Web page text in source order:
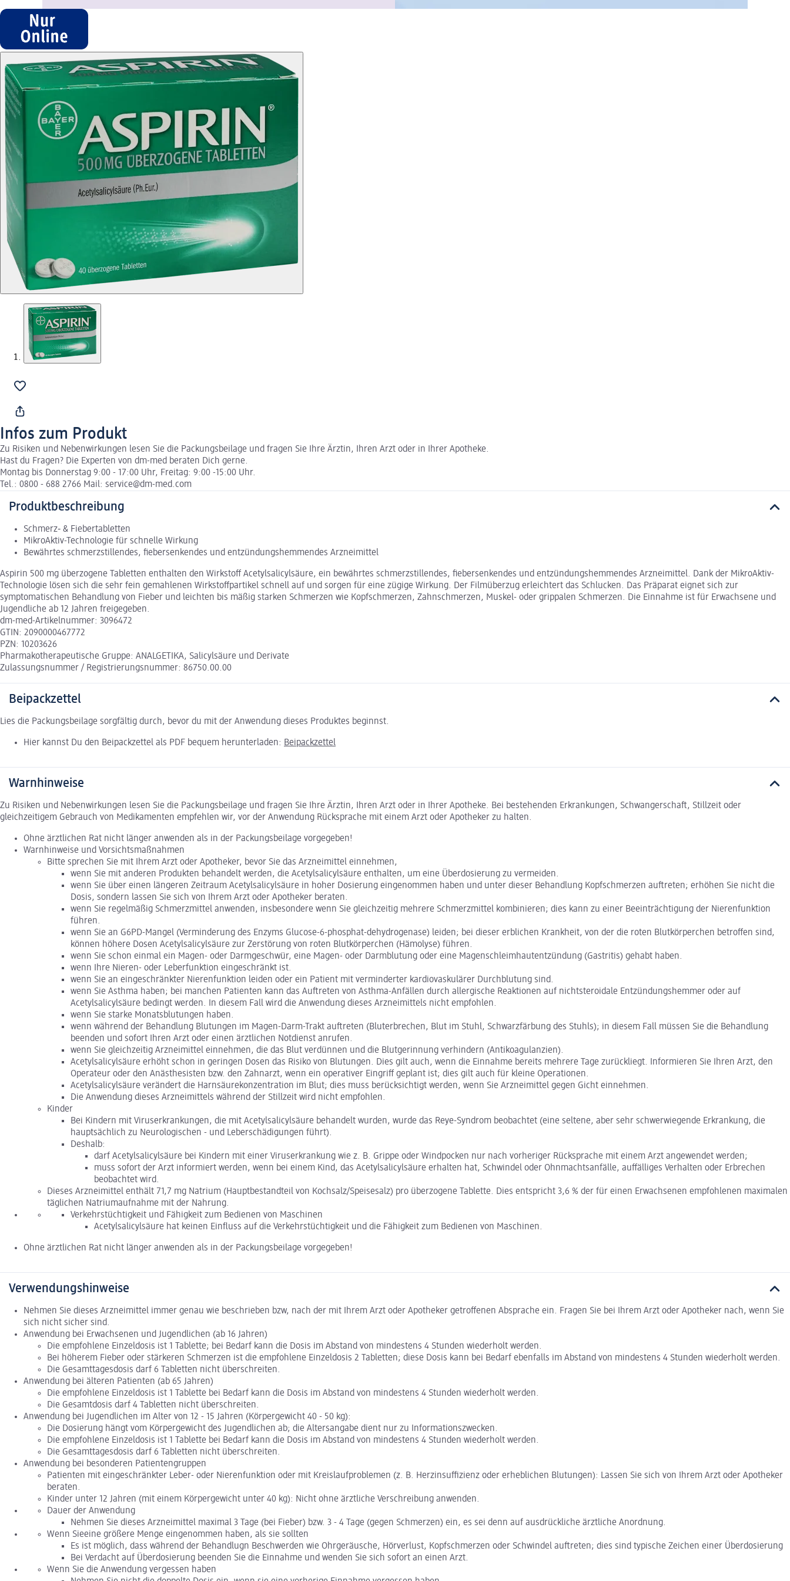
Infos zum Produkt
Zu Risiken und Nebenwirkungen lesen Sie die Packungsbeilage und fragen Sie Ihre Ärztin, Ihren Arzt oder in Ihrer Apotheke.
Hast du Fragen? Die Experten von dm-med beraten Dich gerne.
Montag bis Donnerstag 9:00 - 17:00 Uhr, Freitag: 9:00 -15:00 Uhr.
Tel.: 0800 - 688 2766 Mail: service@dm-med.com
Produktbeschreibung
Schmerz‑ & Fiebertabletten
MikroAktiv-Technologie für schnelle Wirkung
Bewährtes schmerzstillendes, fiebersenkendes und entzündungshemmendes Arzneimittel
Aspirin 500 mg überzogene Tabletten enthalten den Wirkstoff Acetylsalicylsäure, ein bewährtes schmerzstillendes, fiebersenkendes und entzündungshemmendes Arzneimittel. Dank der MikroAktiv-
Technologie lösen sich die sehr fein gemahlenen Wirkstoffpartikel schnell auf und sorgen für eine zügige Wirkung. Der Filmüberzug erleichtert das Schlucken. Das Präparat eignet sich zur
symptomatischen Behandlung von Fieber und leichten bis mäßig starken Schmerzen wie Kopfschmerzen, Zahnschmerzen, Muskel- oder grippalen Schmerzen. Die Einnahme ist für Erwachsene und
Jugendliche ab 12 Jahren freigegeben.
dm-med-Artikelnummer: 3096472
GTIN: 2090000467772
PZN: 10203626
Pharmakotherapeutische Gruppe: ANALGETIKA, Salicylsäure und Derivate
Zulassungsnummer / Registrierungsnummer: 86750.00.00
Beipackzettel
Lies die Packungsbeilage sorgfältig durch, bevor du mit der Anwendung dieses Produktes beginnst.
Hier kannst Du den Beipackzettel als PDF bequem herunterladen: Beipackzettel
Warnhinweise
Zu Risiken und Nebenwirkungen lesen Sie die Packungsbeilage und fragen Sie Ihre Ärztin, Ihren Arzt oder in Ihrer Apotheke. Bei bestehenden Erkrankungen, Schwangerschaft, Stillzeit oder
gleichzeitigem Gebrauch von Medikamenten empfehlen wir, vor der Anwendung Rücksprache mit einem Arzt oder Apotheker zu halten.
Ohne ärztlichen Rat nicht länger anwenden als in der Packungsbeilage vorgegeben!
Warnhinweise und Vorsichtsmaßnahmen
Bitte sprechen Sie mit Ihrem Arzt oder Apotheker, bevor Sie das Arzneimittel einnehmen,
wenn Sie mit anderen Produkten behandelt werden, die Acetylsalicylsäure enthalten, um eine Überdosierung zu vermeiden.
wenn Sie über einen längeren Zeitraum Acetylsalicylsäure in hoher Dosierung eingenommen haben und unter dieser Behandlung Kopfschmerzen auftreten; erhöhen Sie nicht die
Dosis, sondern lassen Sie sich von Ihrem Arzt oder Apotheker beraten.
wenn Sie regelmäßig Schmerzmittel anwenden, insbesondere wenn Sie gleichzeitig mehrere Schmerzmittel kombinieren; dies kann zu einer Beeinträchtigung der Nierenfunktion
führen.
wenn Sie an G6PD-Mangel (Verminderung des Enzyms Glucose-6-phosphat-dehydrogenase) leiden; bei dieser erblichen Krankheit, von der die roten Blutkörperchen betroffen sind,
können höhere Dosen Acetylsalicylsäure zur Zerstörung von roten Blutkörperchen (Hämolyse) führen.
wenn Sie schon einmal ein Magen- oder Darmgeschwür, eine Magen- oder Darmblutung oder eine Magenschleimhautentzündung (Gastritis) gehabt haben.
wenn Ihre Nieren- oder Leberfunktion eingeschränkt ist.
wenn Sie an eingeschränkter Nierenfunktion leiden oder ein Patient mit verminderter kardiovaskulärer Durchblutung sind.
wenn Sie Asthma haben; bei manchen Patienten kann das Auftreten von Asthma-Anfällen durch allergische Reaktionen auf nichtsteroidale Entzündungshemmer oder auf
Acetylsalicylsäure bedingt werden. In diesem Fall wird die Anwendung dieses Arzneimittels nicht empfohlen.
wenn Sie starke Monatsblutungen haben.
wenn während der Behandlung Blutungen im Magen-Darm-Trakt auftreten (Bluterbrechen, Blut im Stuhl, Schwarzfärbung des Stuhls); in diesem Fall müssen Sie die Behandlung
beenden und sofort Ihren Arzt oder einen ärztlichen Notdienst anrufen.
wenn Sie gleichzeitig Arzneimittel einnehmen, die das Blut verdünnen und die Blutgerinnung verhindern (Antikoagulanzien).
Acetylsalicylsäure erhöht schon in geringen Dosen das Risiko von Blutungen. Dies gilt auch, wenn die Einnahme bereits mehrere Tage zurückliegt. Informieren Sie Ihren Arzt, den
Operateur oder den Anästhesisten bzw. den Zahnarzt, wenn ein operativer Eingriff geplant ist; dies gilt auch für kleine Operationen.
Acetylsalicylsäure verändert die Harnsäurekonzentration im Blut; dies muss berücksichtigt werden, wenn Sie Arzneimittel gegen Gicht einnehmen.
Die Anwendung dieses Arzneimittels während der Stillzeit wird nicht empfohlen.
Kinder
Bei Kindern mit Viruserkrankungen, die mit Acetylsalicylsäure behandelt wurden, wurde das Reye-Syndrom beobachtet (eine seltene, aber sehr schwerwiegende Erkrankung, die
hauptsächlich zu Neurologischen - und Leberschädigungen führt).
Deshalb:
darf Acetylsalicylsäure bei Kindern mit einer Viruserkrankung wie z. B. Grippe oder Windpocken nur nach vorheriger Rücksprache mit einem Arzt angewendet werden;
muss sofort der Arzt informiert werden, wenn bei einem Kind, das Acetylsalicylsäure erhalten hat, Schwindel oder Ohnmachtsanfälle, auffälliges Verhalten oder Erbrechen
beobachtet wird.
Dieses Arzneimittel enthält 71,7 mg Natrium (Hauptbestandteil von Kochsalz/Speisesalz) pro überzogene Tablette. Dies entspricht 3,6 % der für einen Erwachsenen empfohlenen maximalen
täglichen Natriumaufnahme mit der Nahrung.
Verkehrstüchtigkeit und Fähigkeit zum Bedienen von Maschinen
Acetylsalicylsäure hat keinen Einfluss auf die Verkehrstüchtigkeit und die Fähigkeit zum Bedienen von Maschinen.
Ohne ärztlichen Rat nicht länger anwenden als in der Packungsbeilage vorgegeben!
Verwendungshinweise
Nehmen Sie dieses Arzneimittel immer genau wie beschrieben bzw, nach der mit Ihrem Arzt oder Apotheker getroffenen Absprache ein. Fragen Sie bei Ihrem Arzt oder Apotheker nach, wenn Sie
sich nicht sicher sind.
Anwendung bei Erwachsenen und Jugendlichen (ab 16 Jahren)
Die empfohlene Einzeldosis ist 1 Tablette; bei Bedarf kann die Dosis im Abstand von mindestens 4 Stunden wiederholt werden.
Bei höherem Fieber oder stärkeren Schmerzen ist die empfohlene Einzeldosis 2 Tabletten; diese Dosis kann bei Bedarf ebenfalls im Abstand von mindestens 4 Stunden wiederholt werden.
Die Gesamttagesdosis darf 6 Tabletten nicht überschreiten.
Anwendung bei älteren Patienten (ab 65 Jahren)
Die empfohlene Einzeldosis ist 1 Tablette bei Bedarf kann die Dosis im Abstand von mindestens 4 Stunden wiederholt werden.
Die Gesamtdosis darf 4 Tabletten nicht überschreiten.
Anwendung bei Jugendlichen im Alter von 12 - 15 Jahren (Körpergewicht 40 - 50 kg):
Die Dosierung hängt vom Körpergewicht des Jugendlichen ab; die Altersangabe dient nur zu Informationszwecken.
Die empfohlene Einzeldosis ist 1 Tablette bei Bedarf kann die Dosis im Abstand von mindestens 4 Stunden wiederholt werden.
Die Gesamttagesdosis darf 6 Tabletten nicht überschreiten.
Anwendung bei besonderen Patientengruppen
Patienten mit eingeschränkter Leber- oder Nierenfunktion oder mit Kreislaufproblemen (z. B. Herzinsuffizienz oder erheblichen Blutungen): Lassen Sie sich von Ihrem Arzt oder Apotheker
beraten.
Kinder unter 12 Jahren (mit einem Körpergewicht unter 40 kg): Nicht ohne ärztliche Verschreibung anwenden.
Dauer der Anwendung
Nehmen Sie dieses Arzneimittel maximal 3 Tage (bei Fieber) bzw. 3 - 4 Tage (gegen Schmerzen) ein, es sei denn auf ausdrückliche ärztliche Anordnung.
Wenn Sieeine größere Menge eingenommen haben, als sie sollten
Es ist möglich, dass während der Behandlugn Beschwerden wie Ohrgeräusche, Hörverlust, Kopfschmerzen oder Schwindel auftreten; dies sind typische Zeichen einer Überdosierung
Bei Verdacht auf Überdosierung beenden Sie die Einnahme und wenden Sie sich sofort an einen Arzt.
Wenn Sie die Anwendung vergessen haben